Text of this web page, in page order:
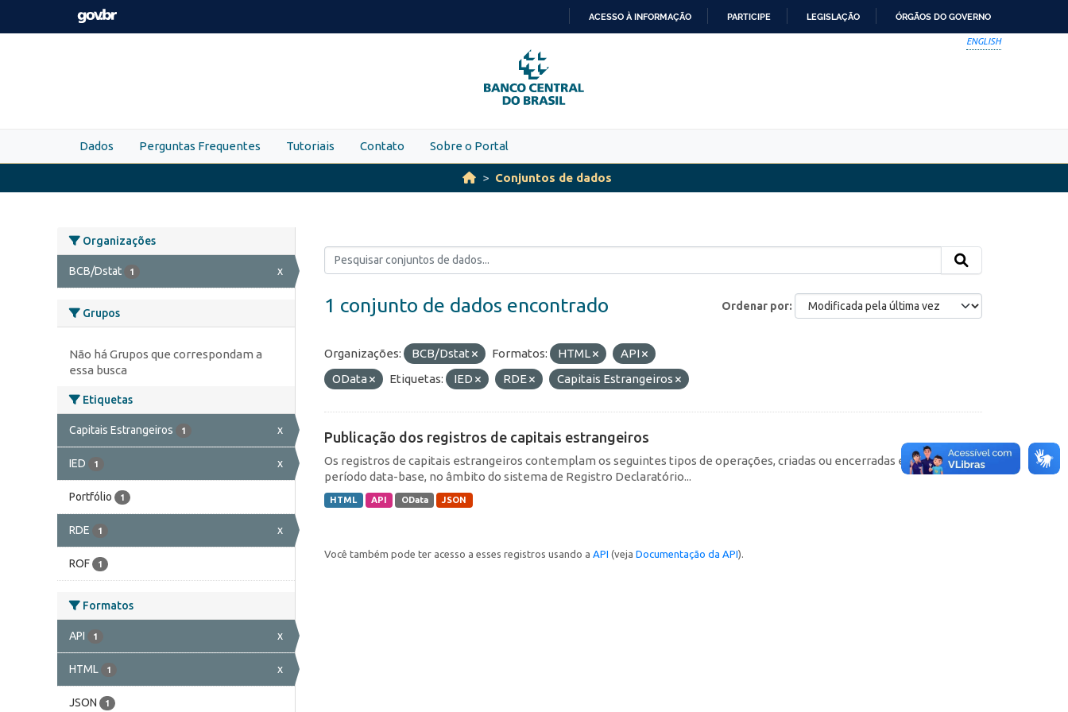
Skip to main content
PARA
O
CONTEÚDO
ACESSO À INFORMAÇÃO PARTICIPE LEGISLAÇÃO ÓRGÃOS DO GOVERNO
ENGLISH
Dados Perguntas Frequentes Tutoriais Contato Sobre o Portal
Conjuntos de dados
Organizações
BCB/Dstat 1 x
Grupos
Não há Grupos que correspondam a
essa busca
Etiquetas
Capitais Estrangeiros 1 x
IED 1 x
Portfólio 1
RDE 1 x
ROF 1
Formatos
API 1 x
HTML 1 x
JSON 1
Ordenar por
1 conjunto de dados encontrado
Organizações: BCB/Dstat Formatos: HTML
API
OData
Etiquetas: IED RDE Capitais Estrangeiros
Publicação dos registros de capitais estrangeiros
Os registros de capitais estrangeiros contemplam os seguintes tipos de operações, criadas ou encerradas em cada
período data-base, no âmbito do sistema de Registro Declaratório...
HTML API OData JSON
Você também pode ter acesso a esses registros usando a API (veja Documentação da API).